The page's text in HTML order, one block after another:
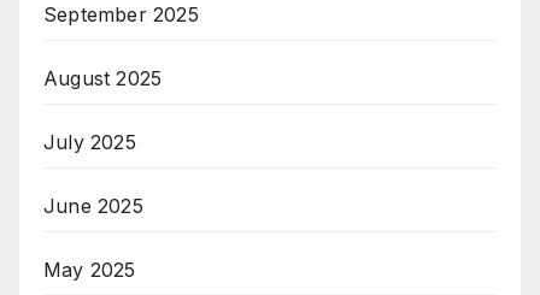
September 2025
August 2025
July 2025
June 2025
May 2025